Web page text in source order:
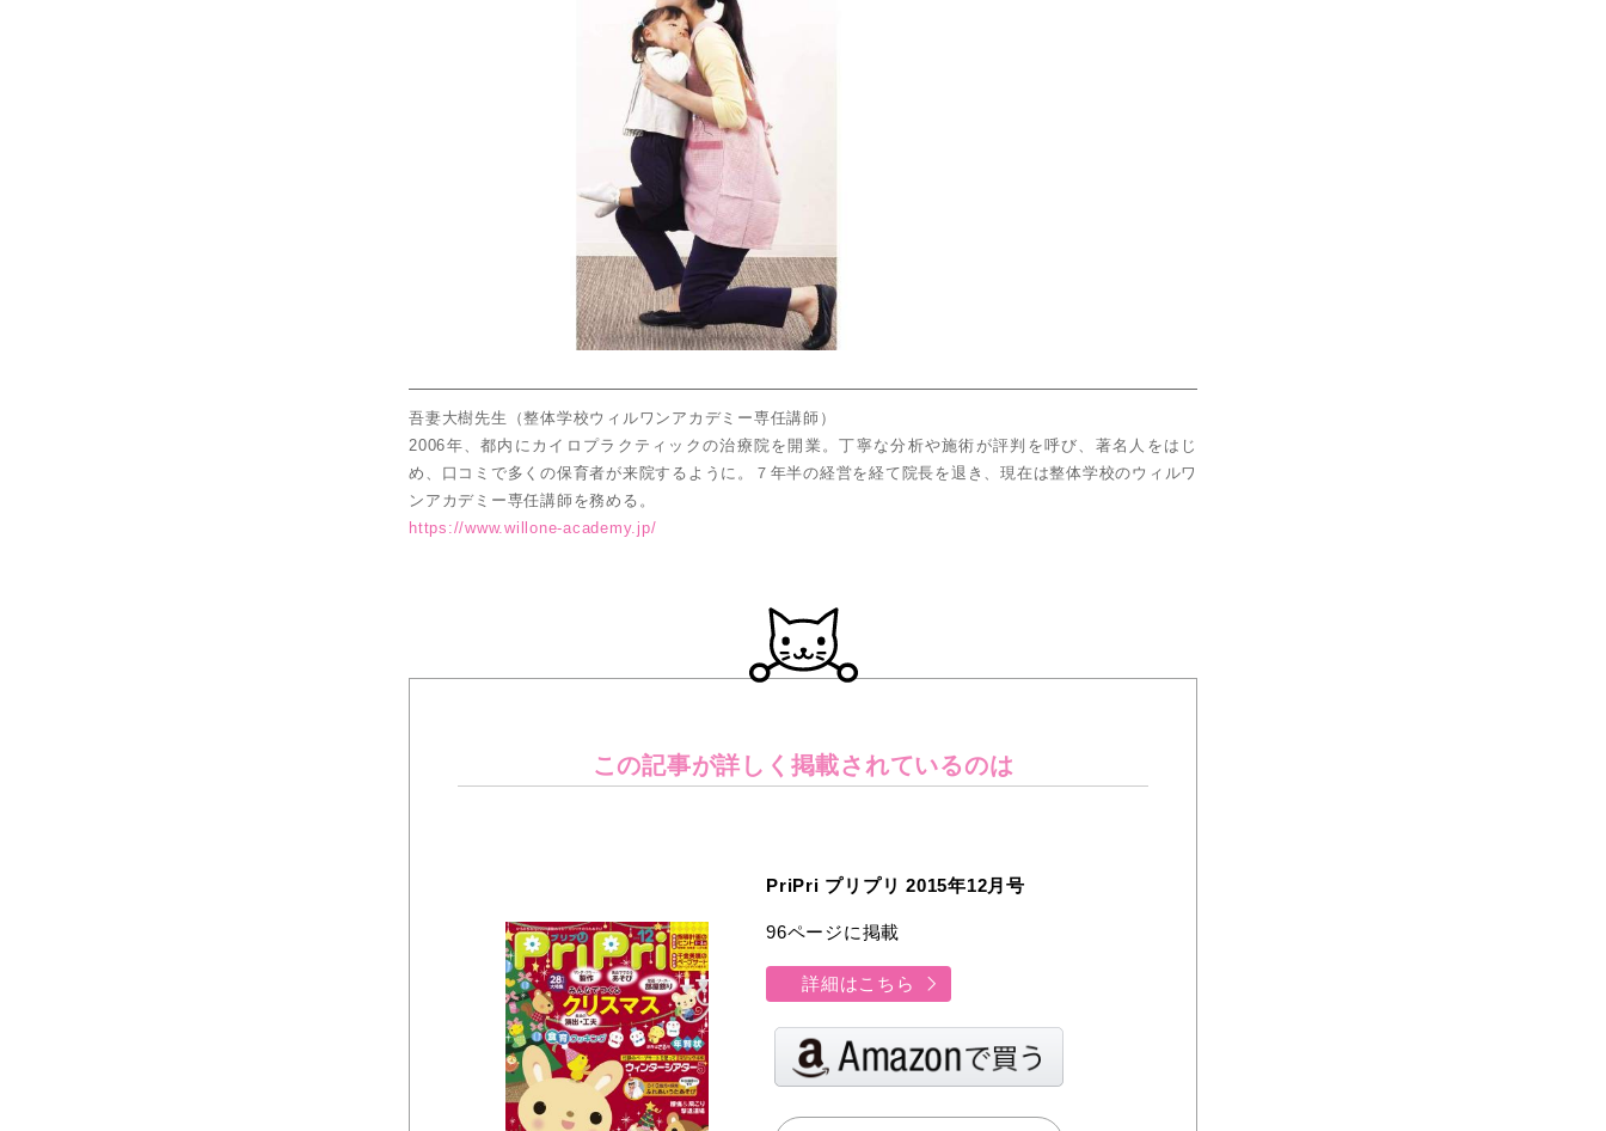
吾妻大樹先生（整体学校ウィルワンアカデミー専任講師）
2006年、都内にカイロプラクティックの治療院を開業。丁寧な分析や施術が評判を呼び、著名人をはじ
め、口コミで多くの保育者が来院するように。７年半の経営を経て院長を退き、現在は整体学校のウィルワ
ンアカデミー専任講師を務める。
https://www.willone-academy.jp/
この記事が詳しく 掲載されているのは
PriPri プリプリ 2015年12月号
96ページに掲載
詳細はこちら